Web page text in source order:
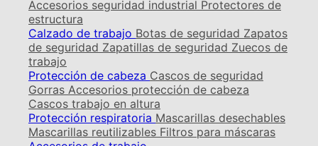
Accesorios seguridad industrial Protectores de
estructura
Calzado de trabajo Botas de seguridad Zapatos
de seguridad Zapatillas de seguridad Zuecos de
trabajo
Protección de cabeza Cascos de seguridad
Gorras Accesorios protección de cabeza
Cascos trabajo en altura
Protección respiratoria Mascarillas desechables
Mascarillas reutilizables Filtros para máscaras